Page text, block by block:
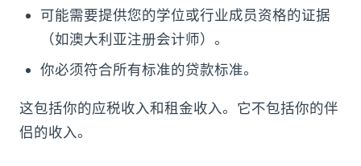
可能需要提供您的学位或行业成员资格的证据
（如澳大利亚注册会计师）。
你必须符合所有标准的贷款标准。
这包括你的应税收入和租金收入。它不包括你的伴
侣的收入。